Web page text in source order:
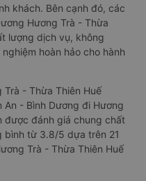
khách. Bên cạnh đó, các
Hương Trà - Thừa
lượng dịch vụ, không
hoàn hảo cho hành
Trà - Thừa Thiên Huế
- Bình Dương đi Hương
được đánh giá chung chất
bình từ 3.8/5 dựa trên 21
Trà - Thừa Thiên Huế